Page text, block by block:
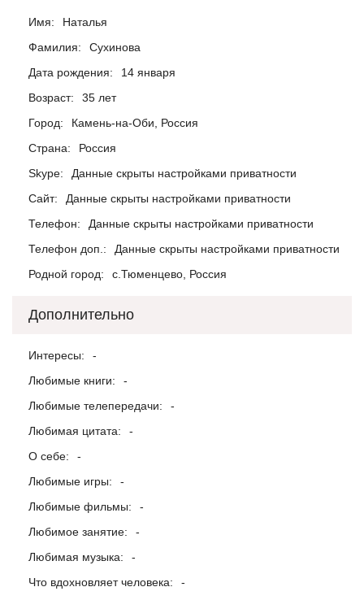
Имя:
Наталья
Фамилия:
Сухинова
Дата рождения:
14 января
Возраст:
35 лет
Город:
Камень-на-Оби, Россия
Страна:
Россия
Skype:
Данные скрыты настройками приватности
Сайт:
Данные скрыты настройками приватности
Телефон:
Данные скрыты настройками приватности
Телефон доп.:
Данные скрыты настройками приватности
Родной город:
с.Тюменцево, Россия
Дополнительно
Интересы:
-
Любимые книги:
-
Любимые телепередачи:
-
Любимая цитата:
-
О себе:
-
Любимые игры:
-
Любимые фильмы:
-
Любимое занятие:
-
Любимая музыка:
-
Что вдохновляет человека:
-